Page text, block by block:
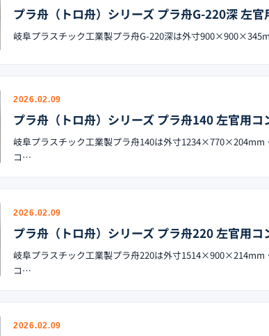
プラ舟（トロ舟）シリーズ プラ舟G-220深 左
岐阜プラスチック工業製プラ舟G-220深は外寸
2026.02.09
プラ舟（トロ舟）シリーズ プラ舟140 左官用
岐阜プラスチック工業製プラ舟140は外寸1234×770×204mm
コ…
2026.02.09
プラ舟（トロ舟）シリーズ プラ舟220 左官用
岐阜プラスチック工業製プラ舟220は外寸1514×900×214mm
コ…
2026.02.09